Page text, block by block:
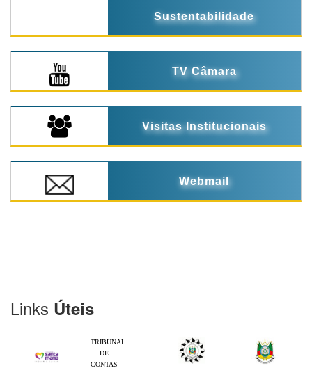
Sustentabilidade
TV Câmara
Visitas Institucionais
Webmail
Links Úteis
TRIBUNAL
DE
CONTAS